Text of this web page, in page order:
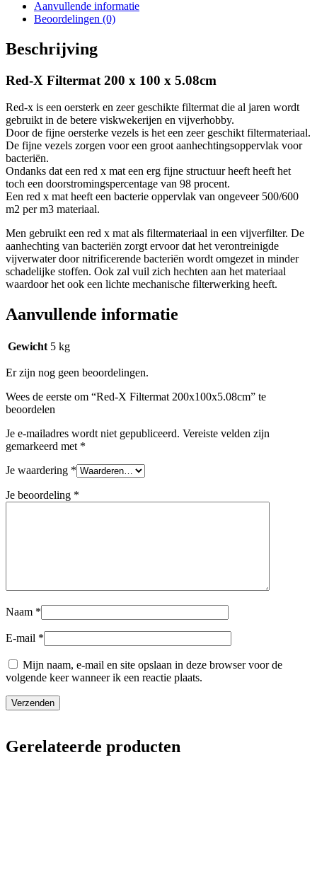
Aanvullende informatie
Beoordelingen (0)
Beschrijving
Red-X Filtermat 200 x 100 x 5.08cm
Red-x is een oersterk en zeer geschikte filtermat die al jaren wordt
gebruikt in de betere viskwekerijen en vijverhobby.
Door de fijne oersterke vezels is het een zeer geschikt filtermateriaal.
De fijne vezels zorgen voor een groot aanhechtingsoppervlak voor
bacteriën.
Ondanks dat een red x mat een erg fijne structuur heeft heeft het
toch een doorstromingspercentage van 98 procent.
Een red x mat heeft een bacterie oppervlak van ongeveer 500/600
m2 per m3 materiaal.
Men gebruikt een red x mat als filtermateriaal in een vijverfilter. De
aanhechting van bacteriën zorgt ervoor dat het verontreinigde
vijverwater door nitrificerende bacteriën wordt omgezet in minder
schadelijke stoffen. Ook zal vuil zich hechten aan het materiaal
waardoor het ook een lichte mechanische filterwerking heeft.
Aanvullende informatie
Gewicht 5 kg
Er zijn nog geen beoordelingen.
Wees de eerste om “Red-X Filtermat 200x100x5.08cm” te
beoordelen
Je e-mailadres wordt niet gepubliceerd. Vereiste velden zijn
gemarkeerd met *
Je waardering *
Je beoordeling *
Naam *
E-mail *
Mijn naam, e-mail en site opslaan in deze browser voor de
volgende keer wanneer ik een reactie plaats.
Gerelateerde producten